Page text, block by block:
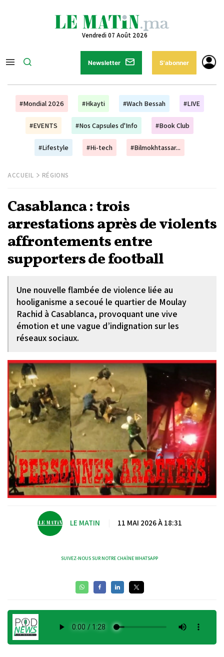
Vendredi 07 Août 2026
Newsletter S'abonner
#Mondial 2026 #Hkayti #Wach Bessah #LIVE
#EVENTS #Nos Capsules d'Info #Book Club
#Lifestyle #Hi-tech #Bilmokhtassar...
ACCUEIL RÉGIONS
Casablanca : trois
arrestations après de violents
affrontements entre
supporters de football
Une nouvelle flambée de violence liée au
hooliganisme a secoué le quartier de Moulay
Rachid à Casablanca, provoquant une vive
émotion et une vague d’indignation sur les
réseaux sociaux.
LE MATIN 11 MAI 2026 À 18:31
SUIVEZ-NOUS SUR NOTRE CHAÎNE WHATSAPP